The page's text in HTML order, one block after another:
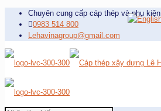
Chuyên cung cấp cáp thép và phụ kiện
0983 514 800
Lehavinagroup@gmail.com